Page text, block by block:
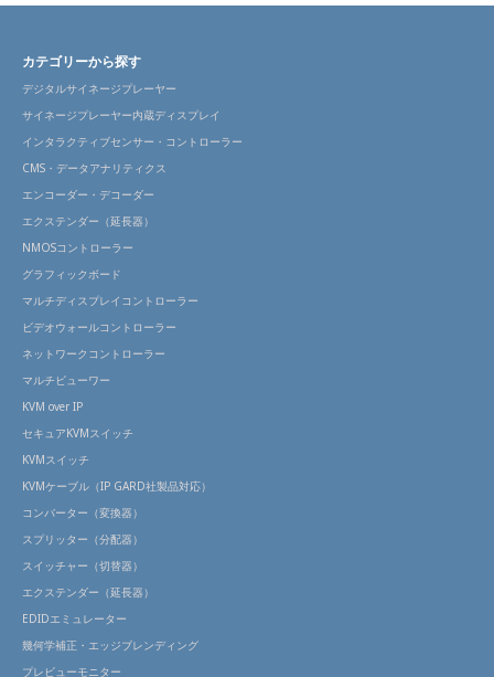
カテゴリーから探す
デジタルサイネージプレーヤー
サイネージプレーヤー内蔵ディスプレイ
インタラクティブセンサー・コントローラー
CMS・データアナリティクス
エンコーダー・デコーダー
エクステンダー（延長器）
NMOSコントローラー
グラフィックボード
マルチディスプレイコントローラー
ビデオウォールコントローラー
ネットワークコントローラー
マルチビューワー
KVM over IP
セキュアKVMスイッチ
KVMスイッチ
KVMケーブル（IP GARD社製品対応）
コンバーター（変換器）
スプリッター（分配器）
スイッチャー（切替器）
エクステンダー（延長器）
EDIDエミュレーター
幾何学補正・エッジブレンディング
プレビューモニター